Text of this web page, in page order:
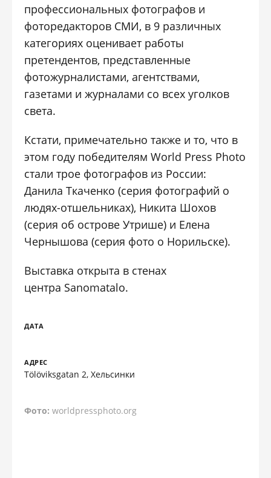
профессиональных фотографов и
фоторедакторов СМИ, в 9 различных
категориях оценивает работы
претендентов, представленные
фотожурналистами, агентствами,
газетами и журналами со всех уголков
света.
Кстати, примечательно также и то, что в
этом году победителям World Press Photo
стали трое фотографов из России:
Данила Ткаченко (серия фотографий о
людях-отшельниках), Никита Шохов
(серия об острове Утрише) и Елена
Чернышова (серия фото о Норильске).
Выставка открыта в стенах
центра Sanomatalo.
ДАТА
АДРЕС
Tölöviksgatan 2, Хельсинки
Фото:worldpressphoto.org